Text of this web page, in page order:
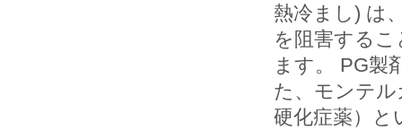
熱冷まし) は
を阻害する
ます。 PG製
た、モンテ
硬化症薬）と